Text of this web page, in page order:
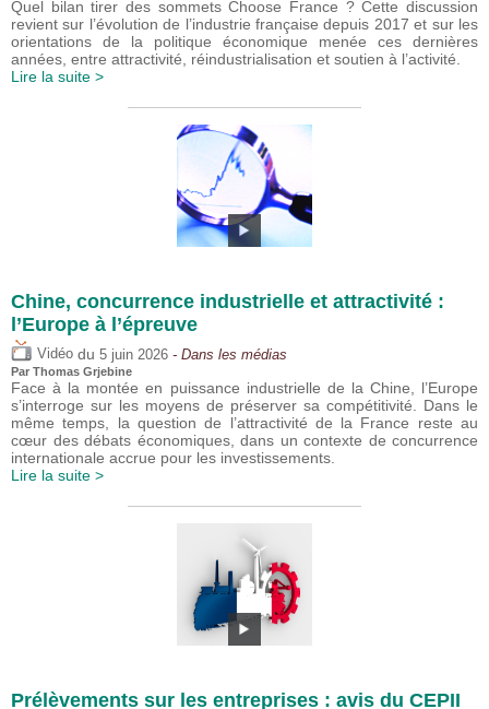
Quel bilan tirer des sommets Choose France ? Cette discussion
revient sur l’évolution de l’industrie française depuis 2017 et sur les
orientations de la politique économique menée ces dernières
années, entre attractivité, réindustrialisation et soutien à l’activité.
Lire la suite >
Chine, concurrence industrielle et attractivité :
l’Europe à l’épreuve
Vidéo du 5 juin 2026 - Dans les médias
Par Thomas Grjebine
Face à la montée en puissance industrielle de la Chine, l’Europe
s’interroge sur les moyens de préserver sa compétitivité. Dans le
même temps, la question de l’attractivité de la France reste au
cœur des débats économiques, dans un contexte de concurrence
internationale accrue pour les investissements.
Lire la suite >
Prélèvements sur les entreprises : avis du CEPII